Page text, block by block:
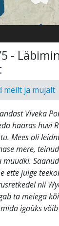
-
meilt ja mujalt
Viveka
haaras huvi
Mees oli
mere,
ette julge
nii
ta meiega
igaüks